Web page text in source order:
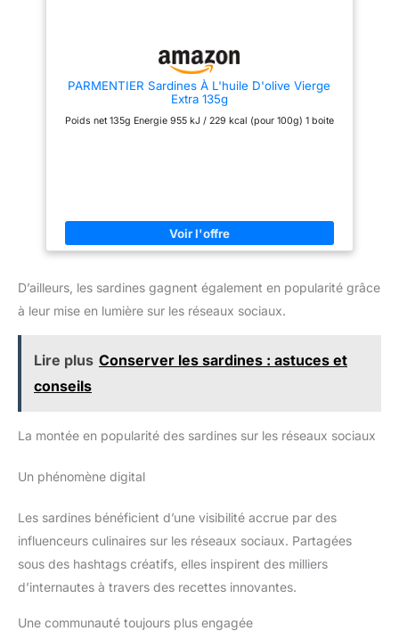
de passion, pour le poisson,
plaisir. Une manière unique de
responsable et durable sur terre
une touche de créativité et de
son goût et pour votre plaisir.
Une manière unique de cuisiner
détail. Un engagement
PARMENTIER Sardines À L'huile D'olive Vierge
Extra 135g
Poids net 135g Energie 955 kJ / 229 kcal (pour 100g) 1 boite
D’ailleurs, les sardines gagnent également en popularité grâce
à leur mise en lumière sur les réseaux sociaux.
Lire plus Conserver les sardines : astuces et
conseils
La montée en popularité des sardines sur les réseaux sociaux
Un phénomène digital
Les sardines bénéficient d’une visibilité accrue par des
influenceurs culinaires sur les réseaux sociaux. Partagées
sous des hashtags créatifs, elles inspirent des milliers
d’internautes à travers des recettes innovantes.
Une communauté toujours plus engagée